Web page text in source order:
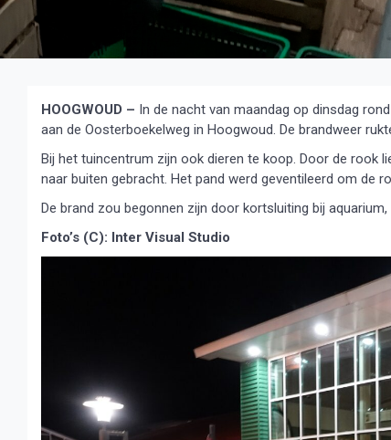
HOOGWOUD – In de nacht van maandag op dinsdag
aan de Oosterboekelweg in Hoogwoud. De brandweer
Bij het tuincentrum zijn ook dieren te koop. Door de rook
naar buiten gebracht. Het pand werd geventileerd om de
De brand zou begonnen zijn door kortsluiting bij
Foto’s (C): Inter Visual Studio